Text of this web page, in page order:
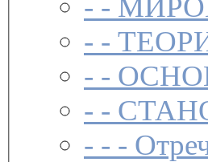
- -
- -
- -
- -
- - -